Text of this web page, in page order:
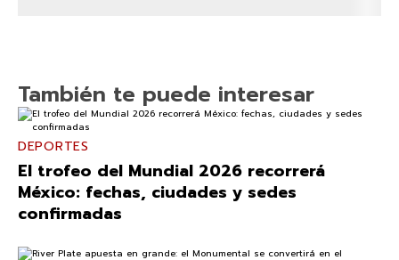
También te puede interesar
DEPORTES
El trofeo del Mundial 2026 recorrerá
México: fechas, ciudades y sedes
confirmadas